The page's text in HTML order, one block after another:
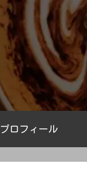
プロフィール